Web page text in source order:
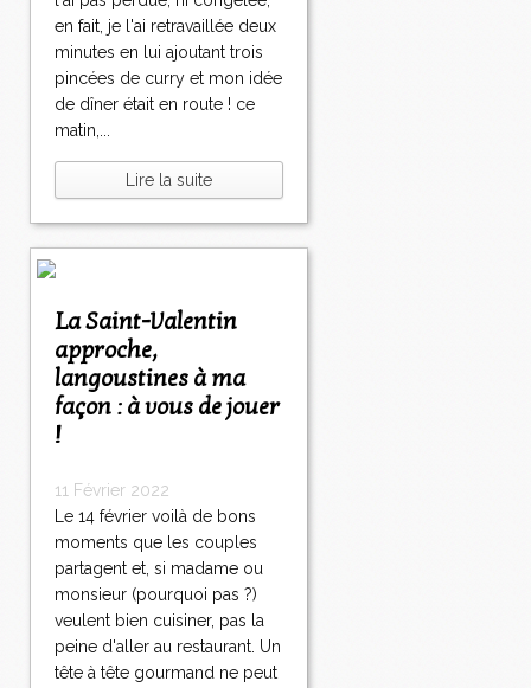
en fait, je l'ai retravaillée deux
minutes en lui ajoutant trois
pincées de curry et mon idée
de dîner était en route ! ce
matin,...
Lire la suite
La Saint-Valentin
approche,
langoustines à ma
façon : à vous de jouer
!
11 Février 2022
Le 14 février voilà de bons
moments que les couples
partagent et, si madame ou
monsieur (pourquoi pas ?)
veulent bien cuisiner, pas la
peine d'aller au restaurant. Un
tête à tête gourmand ne peut